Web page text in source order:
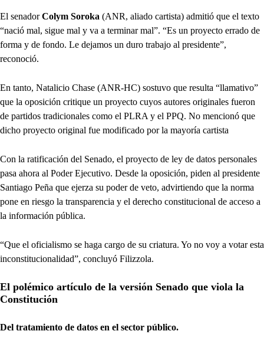
El senadorColym Soroka (ANR, aliado cartista) admitió que el texto
“nació mal, sigue mal y va a terminar mal”. “Es un proyecto errado de
forma y de fondo. Le dejamos un duro trabajo al presidente”,
reconoció.
En tanto, Natalicio Chase (ANR-HC) sostuvo que resulta “llamativo”
que la oposición critique un proyecto cuyos autores originales fueron
de partidos tradicionales como el PLRA y el PPQ. No mencionó que
dicho proyecto original fue modificado por la mayoría cartista
Con la ratificación del Senado, el proyecto de ley de datos personales
pasa ahora al Poder Ejecutivo. Desde la oposición, piden al presidente
Santiago Peña que ejerza su poder de veto, advirtiendo que la norma
pone en riesgo la transparencia y el derecho constitucional de acceso a
la información pública.
“Que el oficialismo se haga cargo de su criatura. Yo no voy a votar esta
inconstitucionalidad”, concluyó Filizzola.
El polémico artículo de la versión Senado que viola la
Constitución
Del tratamiento de datos en el sector público.